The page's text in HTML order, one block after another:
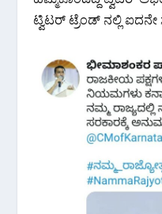
o p
ಟ್ವಿಟರ್ ಟ್ರೆಂಡ್ ನಲ್ಲಿ ಐದನೇ